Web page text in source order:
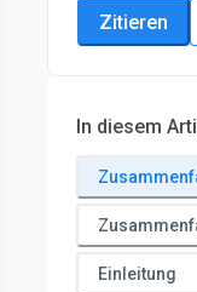
DOI:
Dimitrios
Institute,
Zitieren
In diesem
Einleitung